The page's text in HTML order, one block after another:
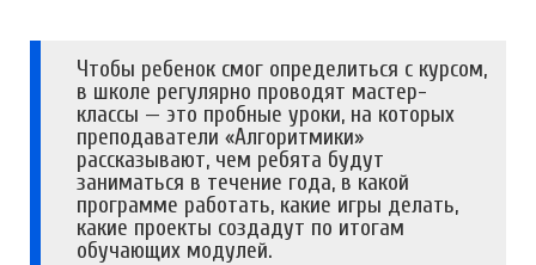
Чтобы ребенок смог определиться с курсом,
в школе регулярно проводят мастер-
классы — это пробные уроки, на которых
преподаватели «Алгоритмики»
рассказывают, чем ребята будут
заниматься в течение года, в какой
программе работать, какие игры делать,
какие проекты создадут по итогам
обучающих модулей.